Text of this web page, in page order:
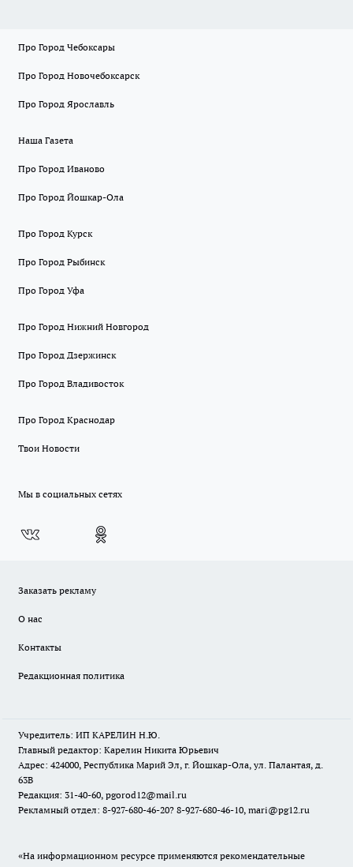
Про Город Чебоксары
Про Город Новочебоксарск
Про Город Ярославль
Наша Газета
Про Город Иваново
Про Город Йошкар-Ола
Про Город Курск
Про Город Рыбинск
Про Город Уфа
Про Город Нижний Новгород
Про Город Дзержинск
Про Город Владивосток
Про Город Краснодар
Твои Новости
Мы в социальных сетях
Заказать рекламу
О нас
Контакты
Редакционная политика
Учредитель: ИП КАРЕЛИН Н.Ю.
Главный редактор: Карелин Никита Юрьевич
Адрес: 424000, Республика Марий Эл, г. Йошкар-Ола, ул. Палантая, д.
63В
Редакция: 31-40-60, pgorod12@mail.ru
Рекламный отдел: 8-927-680-46-20? 8-927-680-46-10, mari@pg12.ru
«На информационном ресурсе применяются рекомендательные